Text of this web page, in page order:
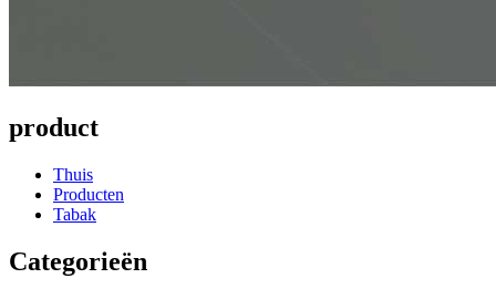
product
Thuis
Producten
Tabak
Categorieën